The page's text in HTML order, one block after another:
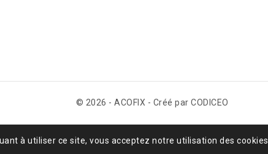
à utiliser ce site, vous acceptez notre utilisation des cookies.
© 2026 - ACOFIX - Créé par CODICEO